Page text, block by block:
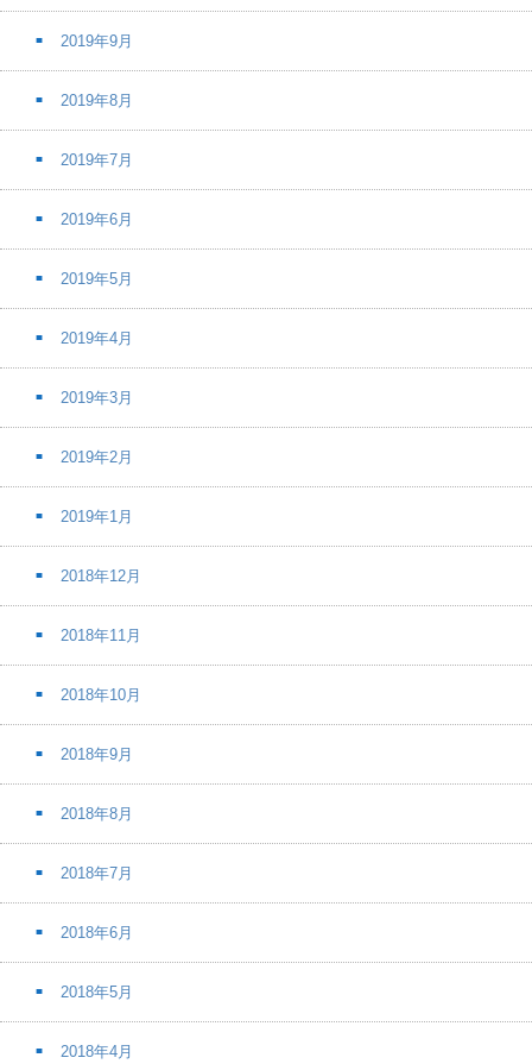
2019年9月
2019年8月
2019年7月
2019年6月
2019年5月
2019年4月
2019年3月
2019年2月
2019年1月
2018年12月
2018年11月
2018年10月
2018年9月
2018年8月
2018年7月
2018年6月
2018年5月
2018年4月